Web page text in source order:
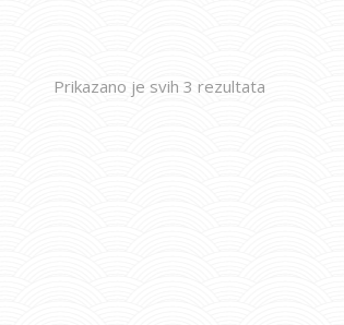
Prikazano je svih 3 rezultata